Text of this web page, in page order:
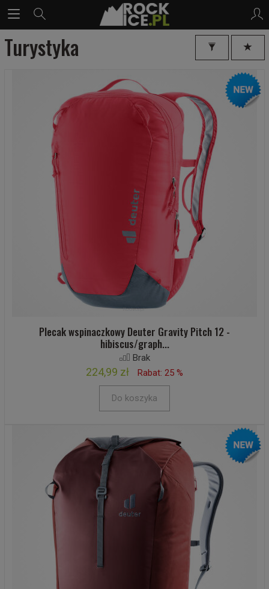
Turystyka
Plecak wspinaczkowy Deuter Gravity Pitch 12 -
hibiscus/graph...
Brak
224,99 zł Rabat: 25 %
Do koszyka